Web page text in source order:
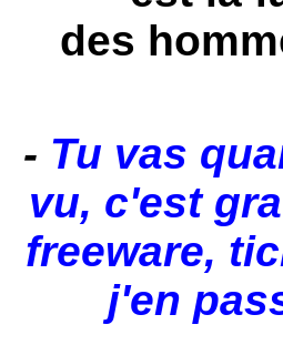
des
- Tu vas
vu, c'est
freeware,
j'en